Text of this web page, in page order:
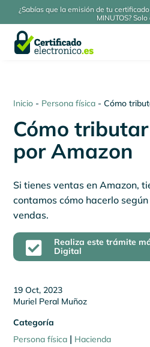
¿Sabías que la emisión de tu
MINUTOS?
Inicio - Persona física -Cómo
Cómo
por Amazon
Si tienes ventas en Amazon,
contamos cómo hacerlo
vendas.

Realiza este trámite
Digital
19 Oct, 2023
Muriel Peral Muñoz
Categoría
Persona física | Hacienda